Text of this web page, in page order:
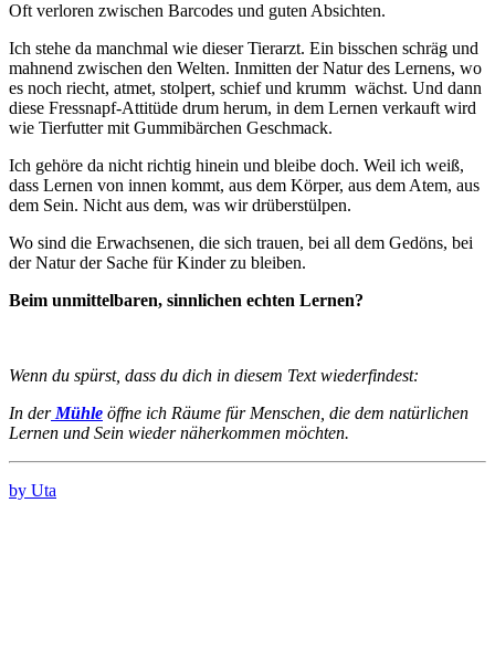
Oft verloren zwischen Barcodes und guten Absichten.
Ich stehe da manchmal wie dieser Tierarzt. Ein bisschen schräg und
mahnend zwischen den Welten. Inmitten der Natur des Lernens, wo
es noch riecht, atmet, stolpert, schief und krumm wächst. Und dann
diese Fressnapf-Attitüde drum herum, in dem Lernen verkauft wird
wie Tierfutter mit Gummibärchen Geschmack.
Ich gehöre da nicht richtig hinein und bleibe doch. Weil ich weiß,
dass Lernen von innen kommt, aus dem Körper, aus dem Atem, aus
dem Sein. Nicht aus dem, was wir drüberstülpen.
Wo sind die Erwachsenen, die sich trauen, bei all dem Gedöns, bei
der Natur der Sache für Kinder zu bleiben.
Beim unmittelbaren, sinnlichen echten Lernen?
Wenn du spürst, dass du dich in diesem Text wiederfindest:
In derMühle öffne ich Räume für Menschen, die dem natürlichen
Lernen und Sein wieder näherkommen möchten.
by Uta